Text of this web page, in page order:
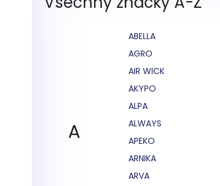
A
ABELLA
AGRO
AIR WICK
AKYPO
ALPA
ALWAYS
APEKO
ARNIKA
ARVA